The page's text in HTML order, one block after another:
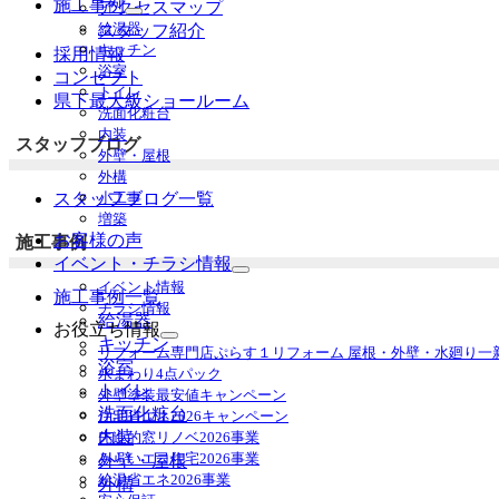
施工事例
サ
ブ
メ
ニ
ュ
ー
を
展
給湯器
キッチン
浴室
トイレ
洗面化粧台
内装
外壁・屋根
外構
小工事
増築
お客様の声
イベント・チラシ情報
サ
ュ
を
展
開
イベント情報
チラシ情報
お役立ち情報
サ
ブ
メ
ニ
ュ
ー
を
展
リフォーム専門店ぷらす１リフォーム 屋根・外壁・水廻り一
水まわり4点パック
外壁塗装最安値キャンペーン
住宅省エネ2026キャンペーン
先進的窓リノベ2026事業
みらいエコ住宅2026事業
給湯省エネ2026事業
アクセスマップ
スタッフ紹介
採用情報
コンセプト
県下最大級ショールーム
スタッフブログ
スタッフブログ一覧
施工事例
施工事例一覧
給湯器
キッチン
浴室
トイレ
洗面化粧台
内装
外壁・屋根
外構